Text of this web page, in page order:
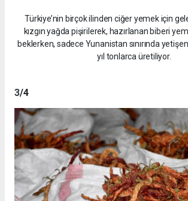
Türkiye’nin birçok ilinden ciğer yemek için
kızgın yağda pişirilerek, hazırlanan biberi
beklerken, sadece Yunanistan sınırında
yıl tonlarca üretiliyor.
3/4